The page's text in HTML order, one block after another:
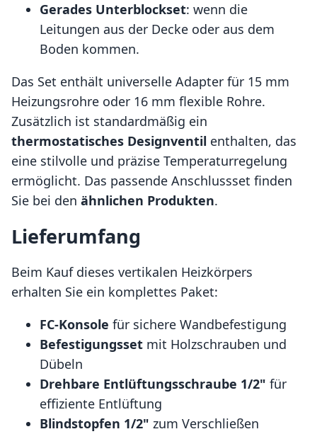
Gerades Unterblockset: wenn die
Leitungen aus der Decke oder aus dem
Boden kommen.
Das Set enthält universelle Adapter für 15 mm
Heizungsrohre oder 16 mm flexible Rohre.
Zusätzlich ist standardmäßig ein
thermostatisches Designventil enthalten, das
eine stilvolle und präzise Temperaturregelung
ermöglicht. Das passende Anschlussset finden
Sie bei den ähnlichen Produkten.
Lieferumfang
Beim Kauf dieses vertikalen Heizkörpers
erhalten Sie ein komplettes Paket:
FC-Konsole für sichere Wandbefestigung
Befestigungsset mit Holzschrauben und
Dübeln
Drehbare Entlüftungsschraube 1/2" für
effiziente Entlüftung
Blindstopfen 1/2" zum Verschließen